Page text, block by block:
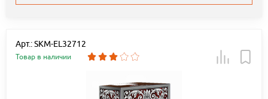
Арт.: SKM-EL32712
Товар в наличии